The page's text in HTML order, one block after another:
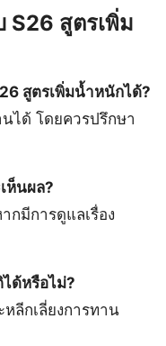
S26 สูตรเพิ่ม
สูตรเพิ่มน้ำหนักได้?
ได้ โดยควรปรึกษา
ห็นผล?
กมีการดูแลเรื่อง
ด้หรือไม่?
ลีกเลี่ยงการทาน